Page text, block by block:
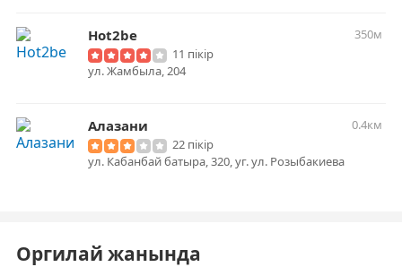
Hot2be
350м
11 пікір
ул. Жамбыла, 204
Алазани
0.4км
22 пікір
ул. Кабанбай батыра, 320, уг. ул. Розыбакиева
Оргилай жанында